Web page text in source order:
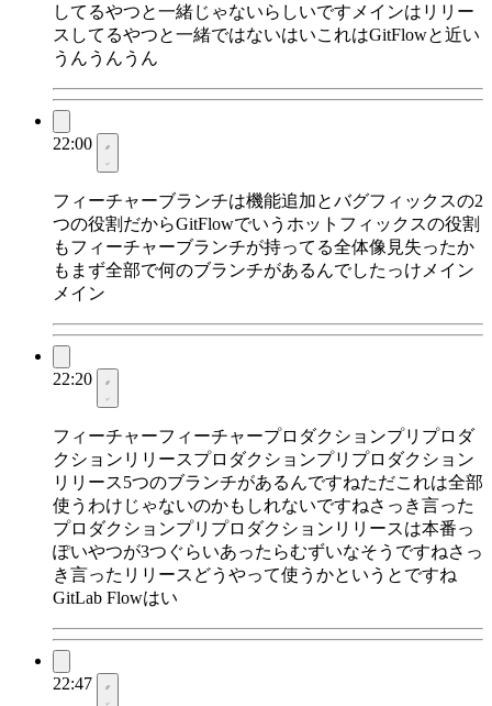
してるやつと一緒じゃないらしいですメインはリリー
スしてるやつと一緒ではないはいこれはGitFlowと近い
うんうんうん
22:00
フィーチャーブランチは機能追加とバグフィックスの2
つの役割だからGitFlowでいうホットフィックスの役割
もフィーチャーブランチが持ってる全体像見失ったか
もまず全部で何のブランチがあるんでしたっけメイン
メイン
22:20
フィーチャーフィーチャープロダクションプリプロダ
クションリリースプロダクションプリプロダクション
リリース5つのブランチがあるんですねただこれは全部
使うわけじゃないのかもしれないですねさっき言った
プロダクションプリプロダクションリリースは本番っ
ぽいやつが3つぐらいあったらむずいなそうですねさっ
き言ったリリースどうやって使うかというとですね
GitLab Flowはい
22:47